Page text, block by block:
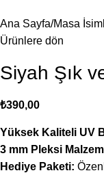
Ana Sayfa Masa
Ürünlere dön
Siyah Şık
₺390,00
Yüksek Kaliteli UV
3 mm Pleksi
Hediye Paketi: